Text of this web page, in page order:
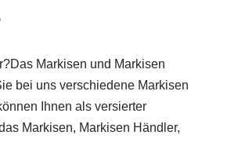
Markisen und Markisen
bei uns verschiedene Markisen
Ihnen als versierter
Markisen, Markisen Händler,